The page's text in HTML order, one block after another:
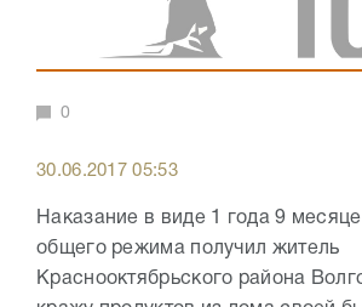
0
30.06.2017 05:53
Наказание в виде 1 года 9
общего режима получил житель
Краснооктябрьского района